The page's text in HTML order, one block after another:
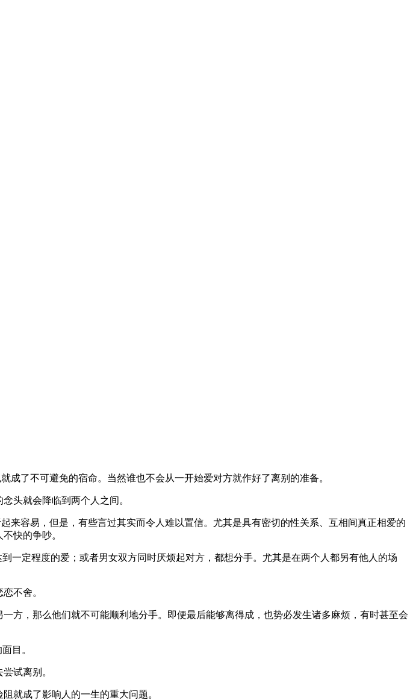
成了不可避免的宿命。当然谁也不会从一开始爱对方就作好了离别的准备。
头就会降临到两个人之间。
来容易，但是，有些言过其实而令人难以置信。尤其是具有密切的性关系、互相间真正相爱的
快的争吵。
一定程度的爱；或者男女双方同时厌烦起对方，都想分手。尤其是在两个人都另有他人的场
不舍。
方，那么他们就不可能顺利地分手。即便最后能够离得成，也势必发生诸多麻烦，有时甚至会
目。
试离别。
就成了影响人的一生的重大问题。